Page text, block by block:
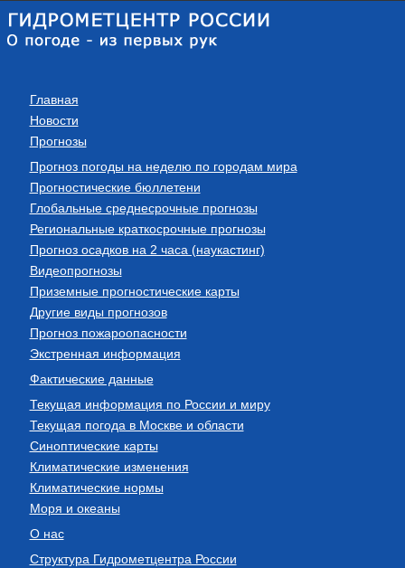
Главная
Новости
Прогнозы
Прогноз погоды на неделю по городам мира
Прогностические бюллетени
Глобальные среднесрочные прогнозы
Региональные краткосрочные прогнозы
Прогноз осадков на 2 часа (наукастинг)
Видеопрогнозы
Приземные прогностические карты
Другие виды прогнозов
Прогноз пожароопасности
Экстренная информация
Фактические данные
Текущая информация по России и миру
Текущая погода в Москве и области
Синоптические карты
Климатические изменения
Климатические нормы
Моря и океаны
О нас
Структура Гидрометцентра России